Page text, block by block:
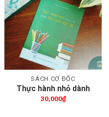
Thêm wishlist
SÁCH CƠ ĐỐC
Thực hành nhỏ dành
cho những nhà thần học
30,000₫